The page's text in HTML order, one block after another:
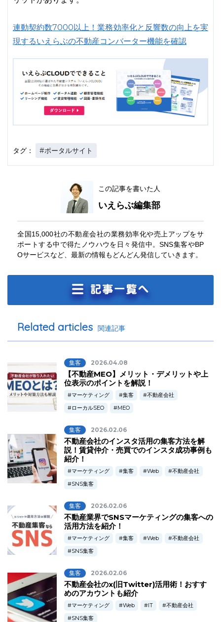
連動契約数7000以上！業務効率化と反響数の向上を実
現するいえらぶの不動産コンバーター機能を確認
タグ： #ポータルサイト
この記事を書いた人
いえらぶ編集部
全国15,000社の不動産会社の業務効率化や売上アップをサ
ポートする中で得たノウハウを日々発信中。SNS集客やBP
Oサービスなど、最新の情報もどんどん発信していきます。
Related articles 関連記事
集客 2026.04.08
【不動産MEO】メリット・デメリットや上
位表示のポイントを解説！
マーケティング 集客
不動産会社
ローカルSEO
MEO
集客 2026.02.06
不動産会社のインスタ活用の集客方法を解
説！賃貸仲介・売買でのインスタ成功事例も
紹介！
マーケティング 集客 Web
不動産会社
SNS集客
集客 2026.02.06
不動産業界でSNSマーケティングの集客への
活用方法を紹介！
マーケティング 集客 Web
不動産会社
SNS集客
集客 2026.02.06
不動産会社のx(旧Twitter)活用術！おすす
めのアカウントも紹介
マーケティング Web IT
不動産会社
SNS集客